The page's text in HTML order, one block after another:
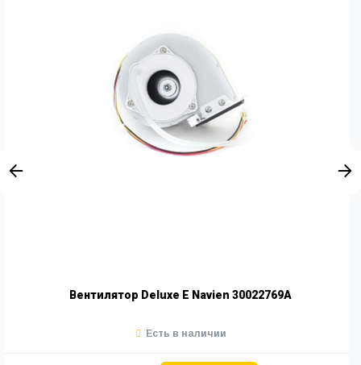
Вентилятор Deluxe E Navien 30022769A
Есть в наличии